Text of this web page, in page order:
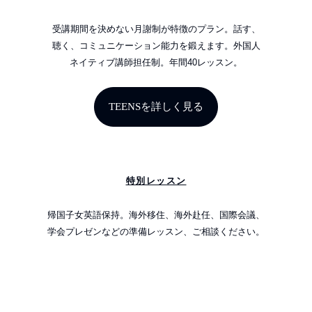
受講期間を決めない月謝制が特徴のプラン。話す、
聴く、コミュニケーション能力を鍛えます。外国人
ネイティブ講師担任制。年間40レッスン。
TEENSを詳しく見る
特別レッスン
帰国子女英語保持。海外移住、海外赴任、国際会議、
学会プレゼンなどの準備レッスン、ご相談ください。